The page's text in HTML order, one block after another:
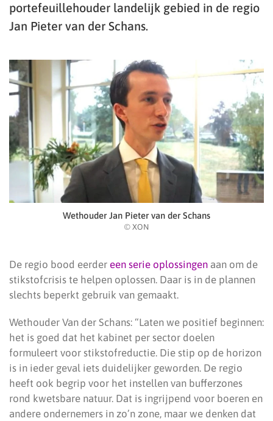
portefeuillehouder landelijk gebied in de regio
Jan Pieter van der Schans.
Wethouder Jan Pieter van der Schans
© XON
De regio bood eerder een serie oplossingen aan om de
stikstofcrisis te helpen oplossen. Daar is in de plannen
slechts beperkt gebruik van gemaakt.
Wethouder Van der Schans: “Laten we positief beginnen:
het is goed dat het kabinet per sector doelen
formuleert voor stikstofreductie. Die stip op de horizon
is in ieder geval iets duidelijker geworden. De regio
heeft ook begrip voor het instellen van bufferzones
rond kwetsbare natuur. Dat is ingrijpend voor boeren en
andere ondernemers in zo’n zone, maar we denken dat